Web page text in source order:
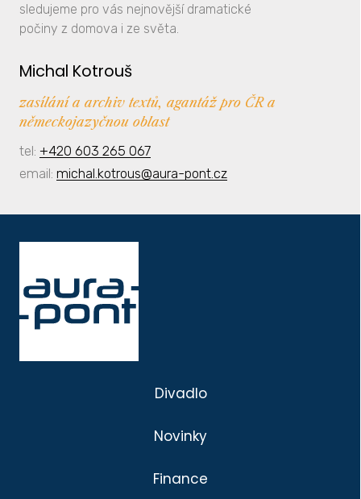
sledujeme pro vás nejnovější dramatické
počiny z domova i ze světa.
Michal Kotrouš
zasílání a archiv textů, agantáž pro ČR a
německojazyčnou oblast
tel: +420 603 265 067
email: michal.kotrous@aura-pont.cz
Divadlo
Novinky
Finance